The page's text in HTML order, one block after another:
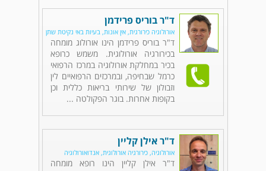
ד"ר בוריס פרידמן
אורולוגיה כירורגית, אין אונות, בעיות באי נקיטת שתן
ד"ר בוריס פרידמן הינו אורולוג מומחה
בכירורגיה אורולוגית. משמש כרופא
בכיר במחלקת אורולוגיה במרכז הרפואי
כרמל שבחיפה, ובמרכזים הרפואיים לין
וזבולון של שירותי בריאות כללית וכן
בקופות אחרות. בוגר הפקולטה ...
ד"ר אילן קליין
אורולוגיה, כירורגיה אורולוגית, אנדואורולוגיה
ד"ר אילן קליין הינו רופא מומחה